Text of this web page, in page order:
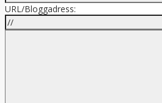
URL/Bloggadress: